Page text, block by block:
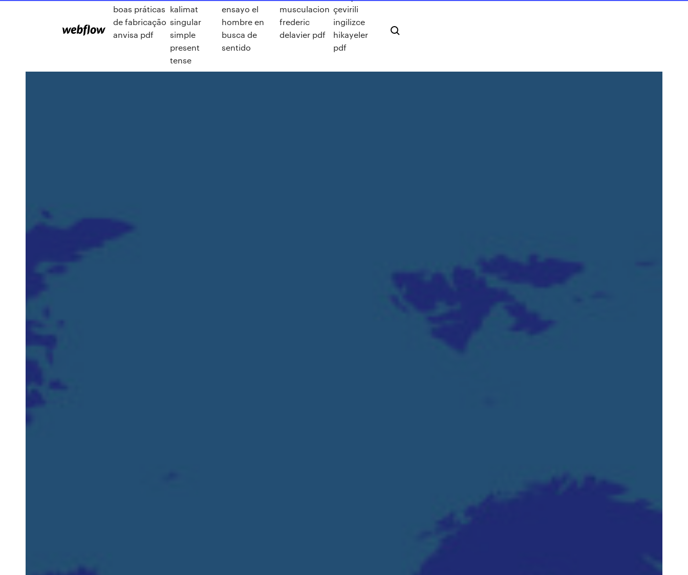
boas práticas
de fabricação
anvisa pdf
kalimat
singular
simple
present
tense
ensayo el
hombre en
busca de
sentido
musculacion
frederic
delavier pdf
çevirili
ingilizce
hikayeler
pdf